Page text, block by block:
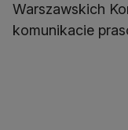
Warszawskich
komunikacie